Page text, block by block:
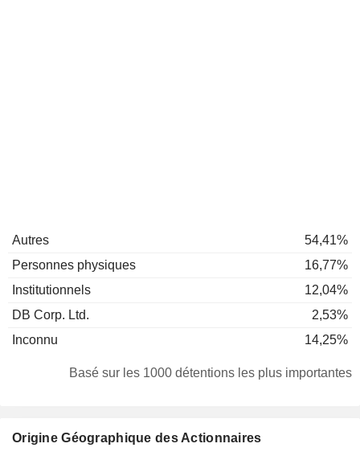
Autres
54,41%
Personnes physiques
16,77%
Institutionnels
12,04%
DB Corp. Ltd.
2,53%
Inconnu
14,25%
Basé sur les 1000 détentions les plus importantes
Origine Géographique des Actionnaires